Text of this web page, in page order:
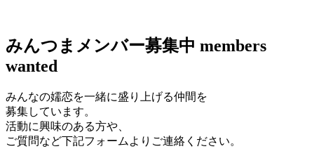
みんつまメンバー募集中 members
wanted
みんなの嬬恋を一緒に盛り上げる仲間を
募集しています。
活動に興味のある方や、
ご質問など下記フォームよりご連絡ください。